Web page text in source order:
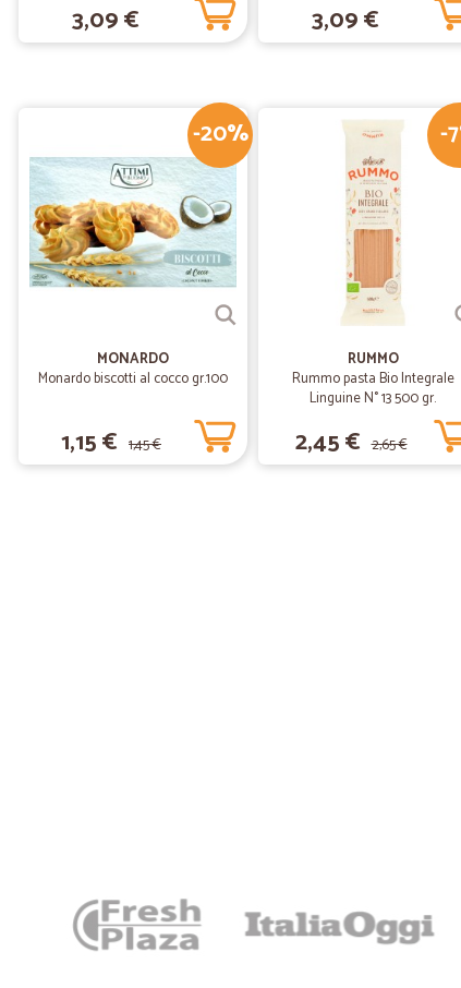
3,09 € 3,09 €
-20%
MONARDO
Monardo biscotti al cocco gr.100
1,15 € 1,45 €
-
RUMMO
Rummo pasta Bio Integrale
Linguine N° 13 500 gr.
2,45 € 2,65 €